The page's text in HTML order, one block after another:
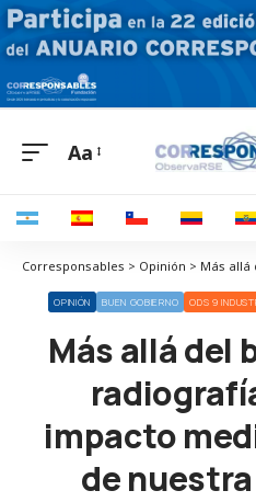
Aa
OPINIÓN BUEN GOBIERNO ODS 9
Más allá del
impacto
de